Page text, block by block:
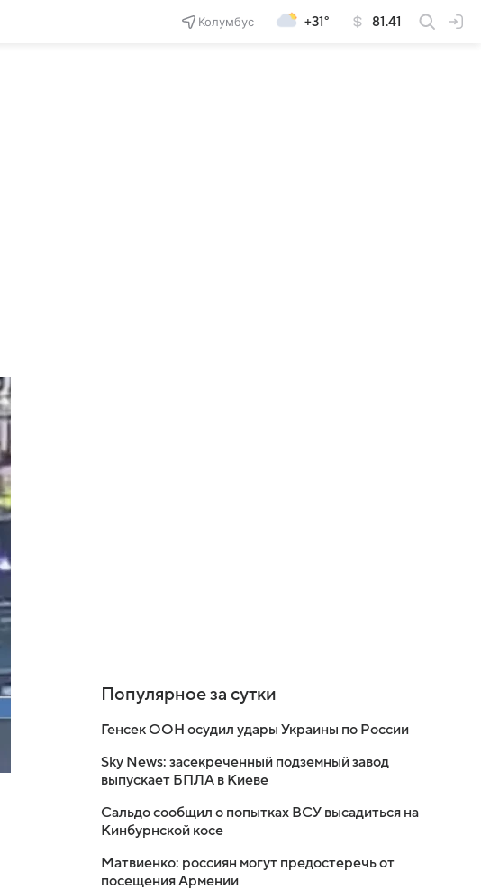
Колумбус +31° 81.41
Популярное за сутки
Генсек ООН осудил удары Украины по России
Sky News: засекреченный подземный завод
выпускает БПЛА в Киеве
Сальдо сообщил о попытках ВСУ высадиться на
Кинбурнской косе
Матвиенко: россиян могут предостеречь от
посещения Армении